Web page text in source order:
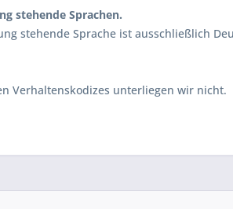
stehende Sprachen.
stehende Sprache ist ausschließlich
Verhaltenskodizes unterliegen wir nicht.